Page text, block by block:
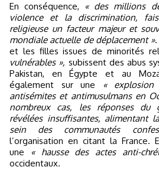
En conséquence, « des millions
violence et la discrimination,
religieuse un facteur majeur et
mondiale actuelle de déplacement ».
et les filles issues de minorités
vulnérables », subissent des abus
Pakistan, en Égypte et au
également sur une
«
antisémites et antimusulmans en
nombreux cas, les réponses du
révélées insuffisantes, alimentant
sein des communautés
l’organisation en citant la France.
une
« hausse des actes anti-
occidentaux.